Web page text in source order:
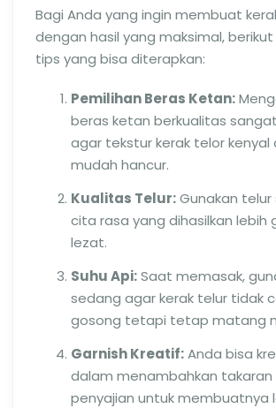
Bagi Anda yang ingin membuat
dengan hasil yang maksimal,
tips yang bisa diterapkan:
Pemilihan Beras Ketan:
beras ketan berkualitas
agar tekstur kerak telor kenyal
mudah hancur.
Kualitas Telur:Gunakan
cita rasa yang dihasilkan lebih
lezat.
Suhu Api:Saat memasak,
sedang agar kerak telur tidak
gosong tetapi tetap matang
Garnish Kreatif:Anda bisa
dalam menambahkan
penyajian untuk membuatnya